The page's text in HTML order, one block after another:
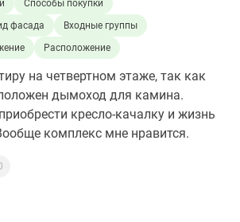
Способы покупки
фасада
Входные группы
Расположение
на четвертном этаже, так как
дымоход для камина.
кресло-качалку и жизнь
комплекс мне нравится.